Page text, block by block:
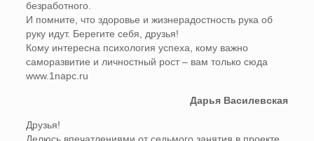
безработного.
И помните, что здоровье и жизнерадостность рука об
руку идут. Берегите себя, друзья!
Кому интересна психология успеха, кому важно
саморазвитие и личностный рост – вам только сюда
www.1napc.ru
Дарья Василевская
Друзья!